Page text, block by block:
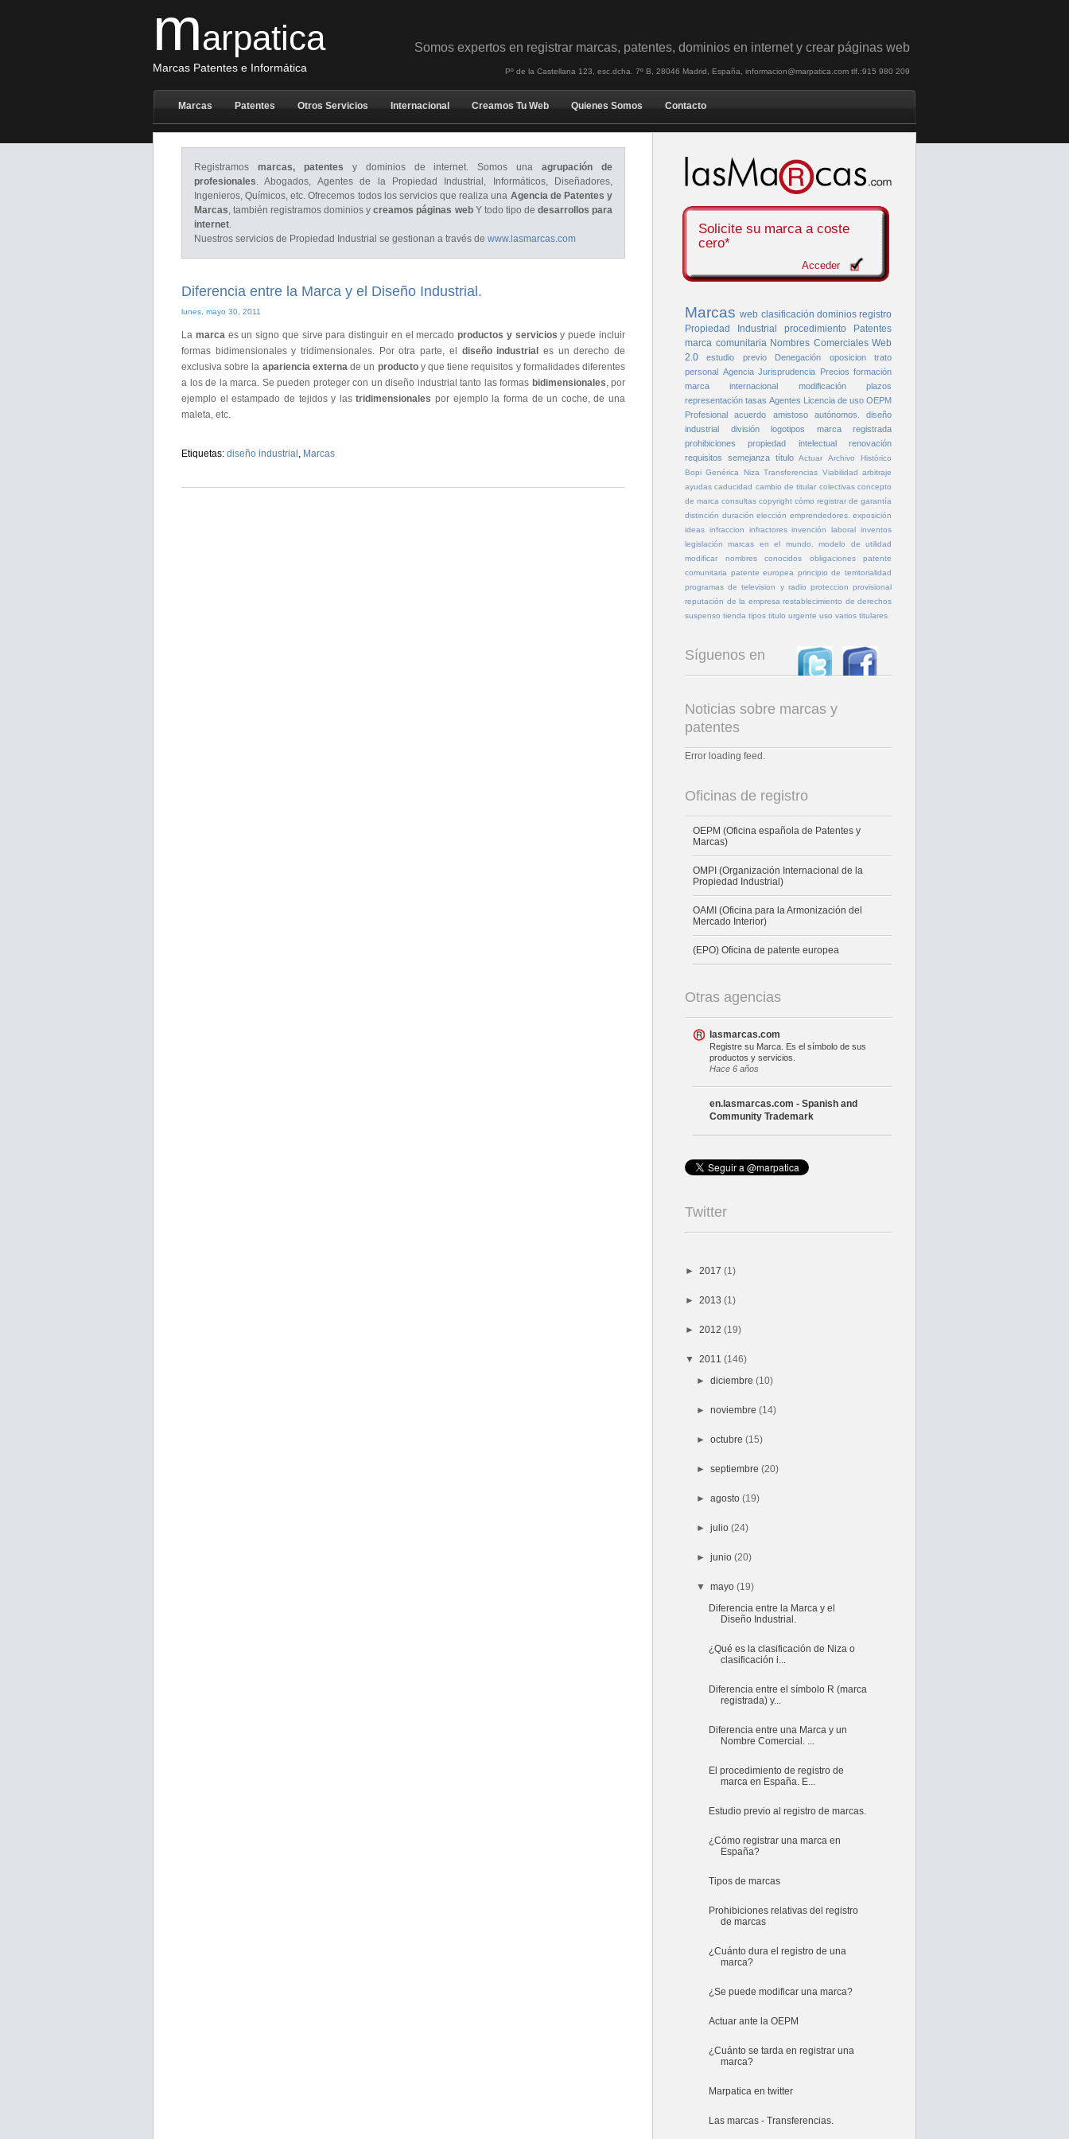
marpatica
Marcas Patentes e Informática
Somos expertos en registrar marcas, patentes, dominios en internet y crear páginas web
Pº de la Castellana 123, esc.dcha. 7º B, 28046 Madrid, España, informacion@marpatica.com tlf.:915 980 209
Marcas Patentes Otros Servicios Internacional Creamos Tu Web Quienes Somos Contacto
Registramos marcas, patentes y dominios de internet. Somos unaagrupación de
profesionales. Abogados, Agentes de la Propiedad Industrial, Informáticos, Diseñadores,
Ingenieros, Químicos, etc. Ofrecemos todos los servicios que realiza una Agencia de Patentes y
Marcas, también registramos dominios ycreamos páginas webY todo tipo de desarrollos para
internet.
Nuestros servicios de Propiedad Industrial se gestionan a través de www.lasmarcas.com
Diferencia entre la Marca y el Diseño Industrial.
lunes, mayo 30, 2011
La marcaes un signo que sirve para distinguir en el mercado productos y servicios y puede incluir
formas bidimensionales y tridimensionales. Por otra parte, el diseño industrial
es un derecho de
exclusiva sobre la apariencia externade un producto y que tiene requisitos y formalidades diferentes
a los de la marca. Se pueden proteger con un diseño industrial tanto las formas bidimensionales, por
ejemplo el estampado de tejidos y lastridimensionales por ejemplo la forma de un coche, de una
maleta, etc.
Etiquetas: diseño industrial , Marcas
Solicite su marca a coste
cero*
Acceder
Marcas web clasificación dominios registro
Propiedad Industrial
procedimiento
Patentes
marca comunitaria Nombres Comerciales Web
2.0
estudio previo Denegación oposicion
trato
personal
Agencia Jurisprudencia Precios formación
marca internacional
modificación
plazos
representación tasas Agentes Licencia de uso OEPM
Profesional
acuerdo amistoso autónomos.
diseño
industrial
división logotipos
marca registrada
prohibiciones
propiedad intelectual
renovación
requisitos
semejanza título Actuar
Archivo Histórico
Bopi Genérica Niza Transferencias Viabilidad
arbitraje
ayudas caducidad cambio de titular colectivas concepto
de marca consultas copyright cómo registrar de garantía
distinción duración elección emprendedores. exposición
ideas infraccion infractores invención laboral
inventos
legislación
marcas en el mundo.
modelo de utilidad
modificar
nombres conocidos obligaciones
patente
comunitaria patente europea principio de territorialidad
programas de television y radio proteccion provisional
reputación de la empresa restablecimiento de derechos
suspenso tienda tipos titulo urgente uso varios titulares
Síguenos en
Noticias sobre marcas y
patentes
Error loading feed.
Oficinas de registro
OEPM (Oficina española de Patentes y
Marcas)
OMPI (Organización Internacional de la
Propiedad Industrial)
OAMI (Oficina para la Armonización del
Mercado Interior)
(EPO) Oficina de patente europea
Otras agencias
lasmarcas.com
Registre su Marca. Es el símbolo de sus
productos y servicios.
Hace 6 años
en.lasmarcas.com - Spanish and
Community Trademark
Twitter
► 2017 (1)
► 2013 (1)
► 2012 (19)
▼ 2011 (146)
►diciembre(10)
►noviembre(14)
►octubre(15)
►septiembre(20)
►agosto(19)
►julio(24)
►junio(20)
▼mayo(19)
Diferencia entre la Marca y el
Diseño Industrial.
¿Qué es la clasificación de Niza o
clasificación i...
Diferencia entre el símbolo R (marca
registrada) y...
Diferencia entre una Marca y un
Nombre Comercial. ...
El procedimiento de registro de
marca en España. E...
Estudio previo al registro de marcas.
¿Cómo registrar una marca en
España?
Tipos de marcas
Prohibiciones relativas del registro
de marcas
¿Cuánto dura el registro de una
marca?
¿Se puede modificar una marca?
Actuar ante la OEPM
¿Cuánto se tarda en registrar una
marca?
Marpatica en twitter
Las marcas - Transferencias.